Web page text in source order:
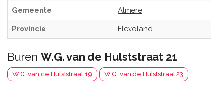
Gemeente Almere
Provincie Flevoland
Buren W.G. van de Hulststraat 21
W.G. van de Hulststraat 19 W.G. van de Hulststraat 23